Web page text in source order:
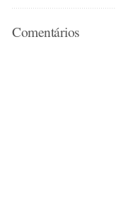
Comentários